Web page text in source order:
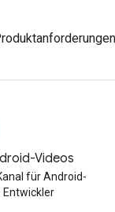
Videos
für Android-
Entwickler